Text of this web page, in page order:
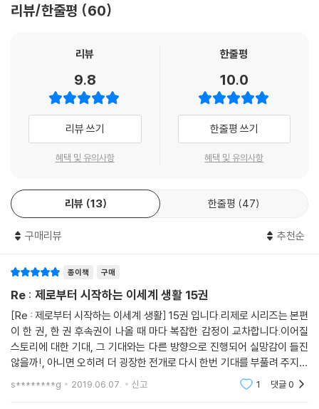
리뷰/한줄평 60
리뷰
9.8
리뷰 쓰기
혜택 및 유의사항
한줄평
10.0
한줄평 쓰기
혜택 및 유의사항
리뷰 13 한줄평 47
구매리뷰 추천순
종이책 구매
Re : 제로부터 시작하는 이세계 생활 15권
[Re : 제로부터 시작하는 이세계 생활] 15권 입니다.리제로 시리즈는 본편
이 한 권, 한 권 후속권이 나올 때 마다 복잡한 감정이 교차합니다.이어질
스토리에 대한 기대, 그 기대와는 다른 방향으로 진행되어 실망감이 들진
않을까!, 아니면 오히려 더 굉장한 전개로 다시 한번 기대를 부풀려 주지는
않을까!...한 작품의 애독자라면 당연히 느껴야하는 생각일지도 모르지만,
이 작품에서
s********g 2019.06.07. 신고 1 댓글0